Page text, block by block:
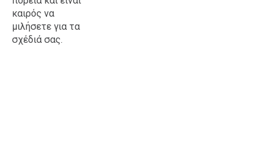
καιρός να
μιλήσετε για τα
σχέδιά σας.